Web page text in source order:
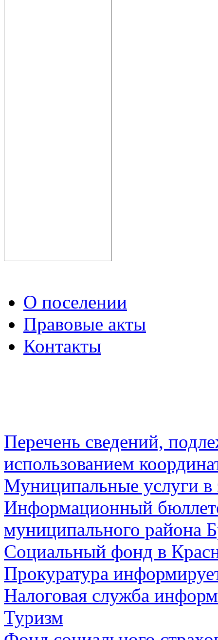
О поселении
Правовые акты
Контакты
Перечень сведений,
использованием
Муниципальные услуги в
Информационный
муниципального района
Социальный фонд в
Прокуратура
Налоговая служба
Туризм